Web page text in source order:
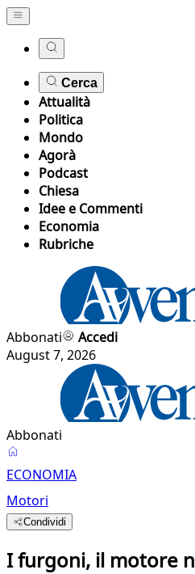
Cerca
Attualità
Politica
Mondo
Agorà
Podcast
Chiesa
Idee e Commenti
Economia
Rubriche
Abbonati
Accedi
August 7, 2026
Abbonati
ECONOMIA
Motori
Condividi
I furgoni, il motore